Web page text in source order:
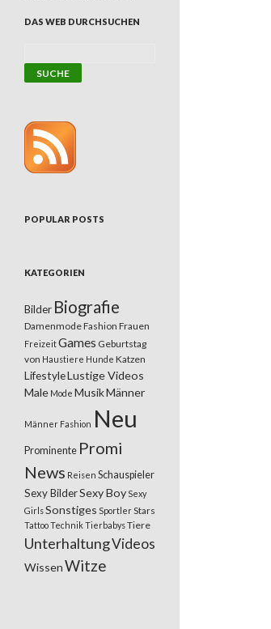
DAS WEB DURCHSUCHEN
POPULAR POSTS
KATEGORIEN
Bilder Biografie
DamenmodeFashion Frauen
FreizeitGames Geburtstag
von Haustiere Hunde Katzen
LifestyleLustige Videos
Male Mode MusikMänner
Männer Fashion Neu
Prominente Promi
News Reisen Schauspieler
Sexy BilderSexy Boy Sexy
GirlsSonstiges SportlerStars
TattooTechnikTierbabysTiere
UnterhaltungVideos
WissenWitze